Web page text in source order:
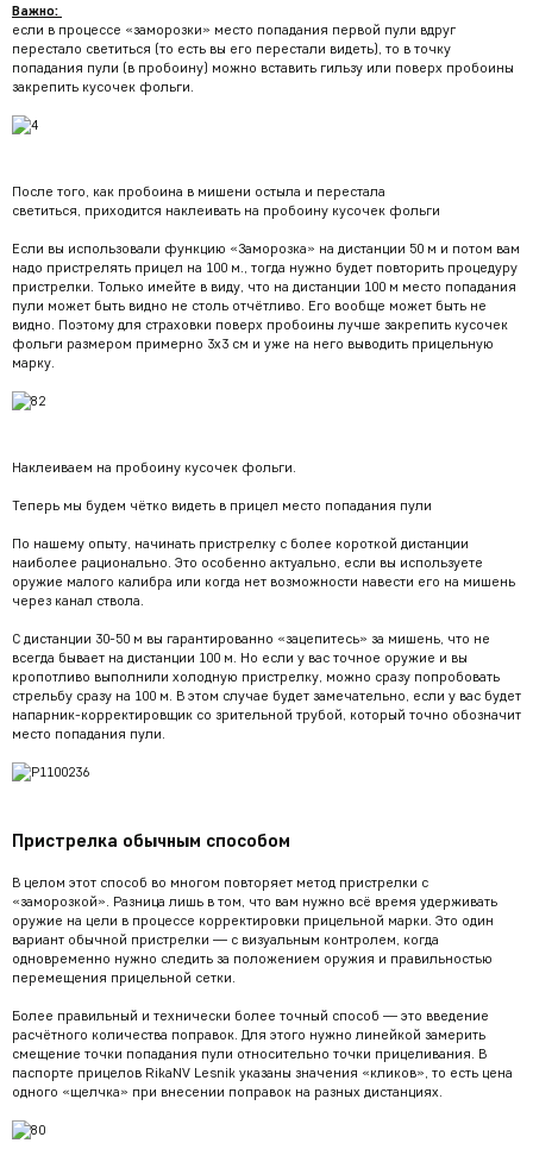
Важно:
если в процессе «заморозки» место попадания первой пули вдруг
перестало светиться (то есть вы его перестали видеть), то в точку
попадания пули (в пробоину) можно вставить гильзу или поверх пробоины
закрепить кусочек фольги.
После того, как пробоина в мишени остыла и перестала
светиться, приходится наклеивать на пробоину кусочек фольги
Если вы использовали функцию «Заморозка» на дистанции 50 м и потом вам
надо пристрелять прицел на 100 м., тогда нужно будет повторить процедуру
пристрелки. Только имейте в виду, что на дистанции 100 м место попадания
пули может быть видно не столь отчётливо. Его вообще может быть не
видно. Поэтому для страховки поверх пробоины лучше закрепить кусочек
фольги размером примерно 3х3 см и уже на него выводить прицельную
марку.
Наклеиваем на пробоину кусочек фольги.
Теперь мы будем чётко видеть в прицел место попадания пули
По нашему опыту, начинать пристрелку с более короткой дистанции
наиболее рационально. Это особенно актуально, если вы используете
оружие малого калибра или когда нет возможности навести его на мишень
через канал ствола.
С дистанции 30-50 м вы гарантированно «зацепитесь» за мишень, что не
всегда бывает на дистанции 100 м. Но если у вас точное оружие и вы
кропотливо выполнили холодную пристрелку, можно сразу попробовать
стрельбу сразу на 100 м. В этом случае будет замечательно, если у вас будет
напарник-корректировщик со зрительной трубой, который точно обозначит
место попадания пули.
Пристрелка обычным способом
В целом этот способ во многом повторяет метод пристрелки с
«заморозкой». Разница лишь в том, что вам нужно всё время удерживать
оружие на цели в процессе корректировки прицельной марки. Это один
вариант обычной пристрелки — с визуальным контролем, когда
одновременно нужно следить за положением оружия и правильностью
перемещения прицельной сетки.
Более правильный и технически более точный способ — это введение
расчётного количества поправок. Для этого нужно линейкой замерить
смещение точки попадания пули относительно точки прицеливания. В
паспорте прицелов RikaNV Lesnik указаны значения «кликов», то есть цена
одного «щелчка» при внесении поправок на разных дистанциях.